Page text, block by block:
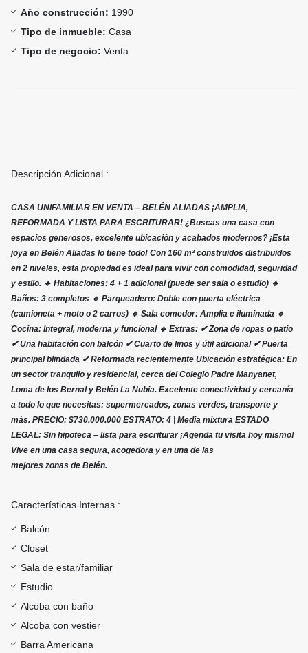
Año construcción: 1990
Tipo de inmueble: Casa
Tipo de negocio: Venta
Descripción Adicional :
CASA UNIFAMILIAR EN VENTA – BELÉN ALIADAS ¡AMPLIA,
REFORMADA Y LISTA PARA ESCRITURAR! ¿Buscas una casa con
espacios generosos, excelente ubicación y acabados modernos? ¡Esta
joya en Belén Aliadas lo tiene todo! Con 160 m² construidos distribuidos
en 2 niveles, esta propiedad es ideal para vivir con comodidad, seguridad
y estilo. 🔹 Habitaciones: 4 + 1 adicional (puede ser sala o estudio) 🔹
Baños: 3 completos 🔹 Parqueadero: Doble con puerta eléctrica
(camioneta + moto o 2 carros) 🔹 Sala comedor: Amplia e iluminada 🔹
Cocina: Integral, moderna y funcional 🔹 Extras: ✔ Zona de ropas o patio
✔ Una habitación con balcón ✔ Cuarto de linos y útil adicional ✔ Puerta
principal blindada ✔ Reformada recientemente Ubicación estratégica: En
un sector tranquilo y residencial, cerca del Colegio Padre Manyanet,
Loma de los Bernal y Belén La Nubia. Excelente conectividad y cercanía
a todo lo que necesitas: supermercados, zonas verdes, transporte y
más. PRECIO: $730.000.000 ESTRATO: 4 | Media mixtura ESTADO
LEGAL: Sin hipoteca – lista para escriturar ¡Agenda tu visita hoy mismo!
Vive en una casa segura, acogedora y en una de las
mejores zonas de Belén.
Características Internas :
Balcón
Closet
Sala de estar/familiar
Estudio
Alcoba con baño
Alcoba con vestier
Barra Americana